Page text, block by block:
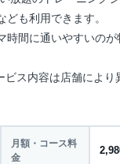
も利用できます。
間に通いやすいのが
ス内容は店舗により
月額・コース料
金